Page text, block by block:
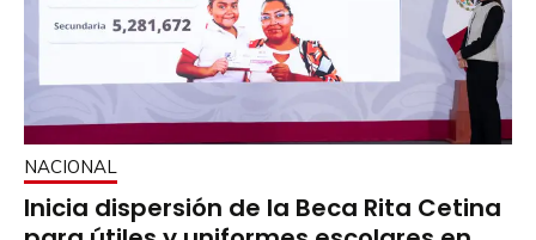
NACIONAL
Inicia dispersión de la Beca Rita Cetina